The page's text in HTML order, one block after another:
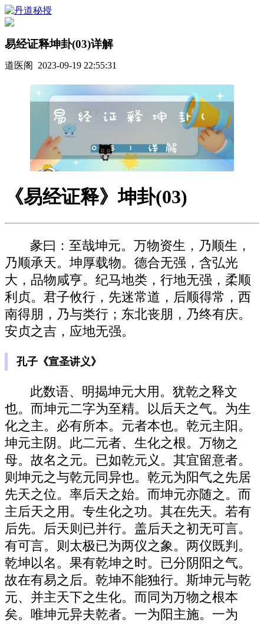
易经证释坤卦(03)详解
道医阁 2023-09-19 22:55:31
《易经证释》坤卦(03)
彖曰：至哉坤元。万物资生，乃顺生，
乃顺承天。坤厚载物。德合无强，含弘光
大，品物咸亨。纪马地类，行地无强，柔顺
利贞。君子攸行，先迷常道，后顺得常，西
南得朋，乃与类行；东北丧朋，乃终有庆。
安贞之吉，应地无强。
孔子《宣圣讲义》
此数语、明揭坤元大用。犹乾之释文
也。而坤元二字为至精。以后天之气。为生
化之主。必有所本。元者本也。乾元主阳。
坤元主阴。此二元者、生化之根。万物之
母。故名之元。已如乾元义。其宜留意者。
则坤元之与乾元同异也。乾元为阳气之先居
先天之位。率后天之始。而坤元亦随之。而
主后天之用。专生化之功。其在先天。若有
后先。后天则已并行。盖后天之初无可言。
有可言。则太极已为两仪之象。两仪既判。
乾坤以名。果有乾坤之时。已分阴阳之气。
故在有易之后。乾坤不能独行。斯坤元与乾
元、并主天下之生化。而同为万物之根本
矣。唯坤元异夫乾者。一为阳主施。一为